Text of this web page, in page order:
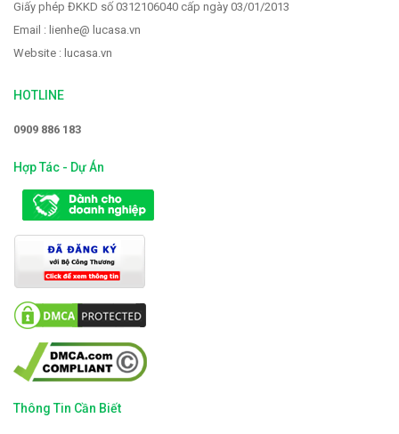
Giấy phép ĐKKD số 0312106040 cấp ngày 03/01/2013
Email : lienhe@ lucasa.vn
Website : lucasa.vn
HOTLINE
0909 886 183
Hợp Tác - Dự Án
Thông Tin Cần Biết